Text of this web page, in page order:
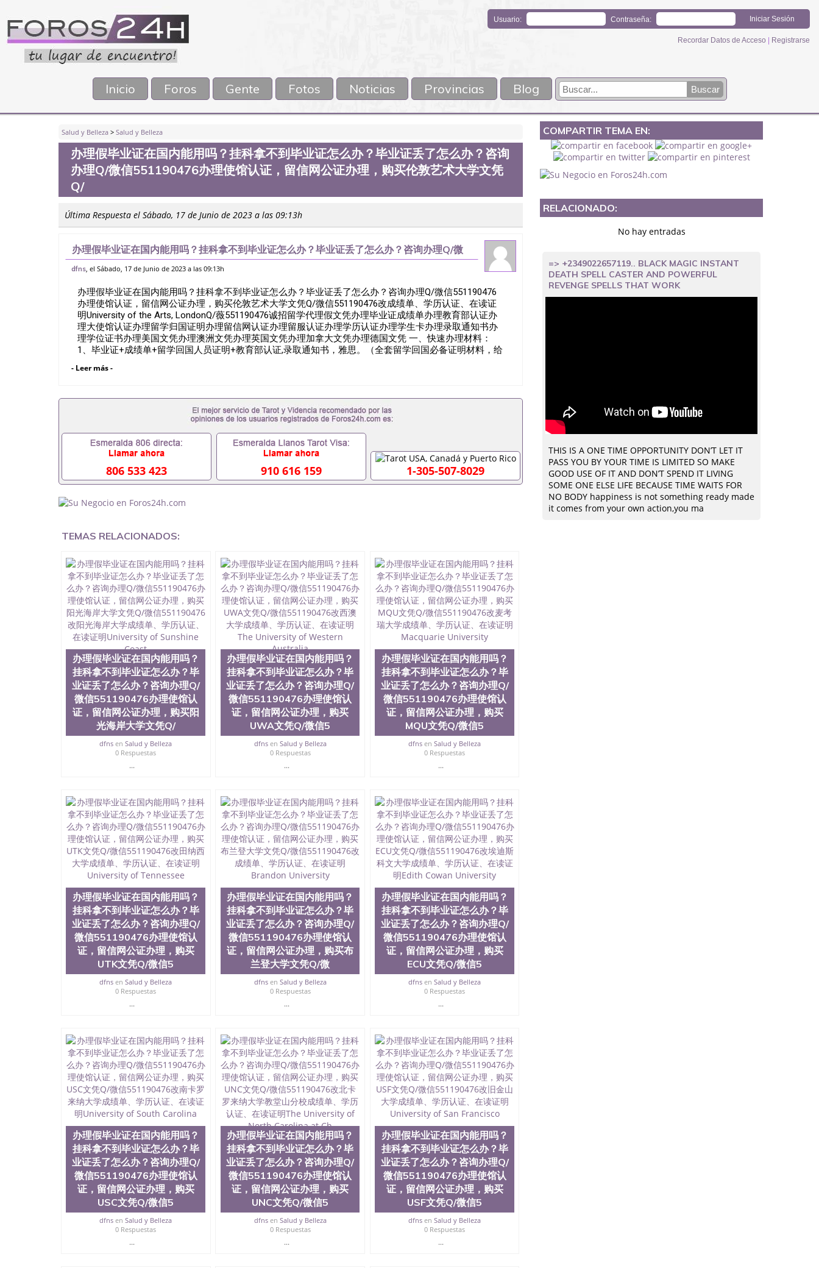
Usuario: Contraseña:
Recordar Datos de Acceso Registrarse
Inicio Foros Gente Fotos Noticias Provincias Blog
Salud y Belleza > Salud y Belleza
办理假毕业证在国内能用吗？挂科拿不到毕业证怎么办？毕业证丢了怎么办？咨询
办理Q/微信551190476办理使馆认证，留信网公证办理，购买伦敦艺术大学文凭
Q/
Última Respuesta el Sábado, 17 de Junio de 2023 a las 09:13h
办理假毕业证在国内能用吗？挂科拿不到毕业证怎么办？毕业证丢了怎么办？咨询办理Q/微
信551190476办理使馆认证，留信网公证办理，购买伦敦艺术大学文凭Q/
dfns, el Sábado, 17 de Junio de 2023 a las 09:13h
办理假毕业证在国内能用吗？挂科拿不到毕业证怎么办？毕业证丢了怎么办？咨询办理Q/微信551190476
办理使馆认证，留信网公证办理，购买伦敦艺术大学文凭Q/微信551190476改成绩单、学历认证、在读证
明University of the Arts, LondonQ/薇551190476诚招留学代理假文凭办理毕业证成绩单办理教育部认证办
理大使馆认证办理留学归国证明办理留信网认证办理留服认证办理学历认证办理学生卡办理录取通知书办
理学位证书办理美国文凭办理澳洲文凭办理英国文凭办理加拿大文凭办理德国文凭 一、快速办理材料：
1、毕业证+成绩单+留学回国人员证明+教育部认证,录取通知书，雅思。（全套留学回国必备证明材料，给
校、转学，甚至是申请工签都可以用到）。 注：上述材料，随时都可以安排办理，毕业证成绩单，学校，
成绩单可以办学历认证吗551190476要定居国外需要办理什么材料551190476入职事业单位/国企假的毕业
证会查吗551190476入职国企/事业单位需要些什么材料551190476办理假毕业证在国内能用吗, 挂科拿不到
毕业证怎么办, 毕业证丢了怎么办, 没有正常毕业怎么办理毕业证,没毕业可以办学历认证吗,您是否因为中途
辍学、挂科而没有正常毕业551190476您是否因为递交材料不齐而被拒之门外551190476您是否因没正常毕
业而导致回国得不到教育部认证在校挂科了不想读了,成绩不理想毕不了业怎么办551190476找工作没有文
凭怎么办,怎么办理本科/研究生文凭551190476如何办理本科/硕士毕业证551190476网上买文凭可靠吗
551190476哪里可以买国外文凭551190476国外本科毕业证怎么办理551190476国外大学文凭可以打工作吗
551190476怎么办理 外假毕业证551190476哪里可以制作美国毕业证551190476哪里可以办理澳洲毕业证
的毕业证成绩单可以吗551190476哪里可以办理水印成绩单551190476哪里可以修改成绩单GPA分数
551190476国外毕业证外壳定制QQ微信551190476快速代办国外毕业证QQ微信551190476快速拿到国外文
理QQ微信551190476法国留学回国证明QQ微信551190476 国外烫金照片QQ微信551190476外国文凭在中国
有用吗QQ微信551190476德国留学回国证明QQ微信551190476爱尔兰留学回国证明QQ微信551190476国外
硕士文凭办理QQ微信551190476 网上买文凭可靠吗QQ微信551190476买国外文凭质量QQ微信551190476国
外本科毕业证怎么办理QQ微信551190476国外大学文凭真制作QQ微信551190476办国外文凭可找工作QQ微
信551190476国外大学有毕业证QQ微信551190476办理国外毕业证价格QQ微信551190476国外编号查询QQ
微信551190476办理国外文凭要交定金吗QQ微信551190476办国外可查文凭QQ微信551190476网上购买真
文凭可信吗QQ微信551190476学士学位证书查询机构QQ微信551190476 国外资格证书办理QQ微信
551190476如何办理学历认证QQ微信551190476海外文凭认证办理QQ微信551190476 圣何塞州立大学
（San Jose State University, 又译为“圣荷西州立大学”）成立于1857年，简称SJSU，是加州历史悠久的大
学之一，也是美西地区的公立大学之一。位于圣何塞市San Jose中心，占地154公顷。它是一所位于加利
福尼亚州的著名综合性公立大学，它以极高的就业率，全美名列前茅的毕业薪资，浓厚的多元化学术氛
围，杰出的本科教育质量，被《福克斯》杂志评选为全美50强公立综合性大学，每年有来自世界各地的成
百上千的海外学生前往求学。 至今，这是一所在世界上享有学术地位、声誉、实习机会和影响力的高等教
育机构，并获誉为美国本科教育质量的核心代表。其计算机系与会计系更是在当今美国大学教学排名中表
现优异。其毕业生大多可以在其所处地域的世界硅谷中心得到工作机会。许多硅谷公司甚至在学生大三和
大四的学期提供许多相应科系的实习机会。无论是加州大学系统(UC)，还是加州州立大学系统(CSU), 圣何
塞州立大学都占据着加州所有大学中的地理位置。 圣何塞州立大学座落于硅谷(Silicon Valley), 于附近的旧
金山-圣何塞地区为全美的重要科技中心。约有学生三万人，超过134种学士学科和65个硕士学科，并有来
自世界60余国的学生来此就读。其有名的科系如计算机科学，电子工程学，工商管理学，艺术设计，和航
子图； 4、电子图做好发给客户确认； 5、电子图确认好转成品部做成品； 6、成品做好拍照或者视频确认
再付余款； 7、快递给客户（国内顺丰，国外DHL）。 三、真实网上可查的证明材料 1、教育部学历学位认
证，留服真实存档可查，存档。 2、留学回国人员证明（使馆认证），使馆网站真实存档可查。 3、留信网
真实可查认证办理，存档可查，终身受用。 四、办理流程农业科学院、艺术与建筑学院、商学院、交流学
院、地球及物质科学院、教育学院、工程学院、健康与人类发展学院、信息工程与科学学院、人文学院、
护理学院、科学学院等。学校的教育学院排名在全美前十名，工学院排名在前十五名，且继续攀升中。纽
约大学为学生们提供本科、硕士及博士学位。学校的专业课程包括：会计学、MBA、财务、教育、建筑工
程、经济、医学、护理、文学、音乐、生物学、统计学、美术、电子工程、天文学、农业、环境污染控
制、历史、电气工程、生物工程、建筑设计、工商管理、材料科学、机械工程、航天工程、土木工程、数
学、化学、英语、社会科学、心理学、戏剧、市场营销、机械工程、计算机科学、物理学、人工智能、商
科、金融专业 1、客户提供相关材料，确定客户办理信息，给出操作方案； 2、补充毕业证成绩单等相关材
料； 3、留服注册申请账号，付定金； 4、预约递交时间，公司人员陪同客户本人一起去留服递交材料；
5、等待结果，完成结果书留服直接邮寄给客户 6、客户确认收到结果，付余款。 我们对海外大学及学院的
毕业证成绩单所使用的材料，尺寸大小，防伪结构（包括：水印，阴影底纹，钢印LOGO烫金烫银，LOGO
烫金烫银复合重叠。 文字图案浮雕，激光镭射，紫外荧光，温感，复印防伪）都有原版本文凭对照。质量
得到了广大海外客户群体的认可，同时和海外学校留学中介， 同时能做到与时俱进，及时掌握各大院校的
（毕业证，成绩单，资格证，学生卡，结业证，录取通知书，在读证明等相关材料）的版本更新信息， 能
够在时间掌握的海外学历文凭的样版，尺寸大小，纸张材质，防伪技术等等，并在时间收集到原版实物，
以求达到客户的需求。 我们的优势： 我们在保证合理定价的同时，坚持较高性价比，通过品质和效率不断
成绩单、教育部认证,录取通知书，雅思，留学回国证明.
公司专业制作、办理、仿制、成绩单文凭、改成绩、教育部学历学位认证、毕业证、成绩单、文凭、学历
文凭、假文凭假毕业证假学历书制作、假制作、办理、仿制学位证书、毕业证文凭、文凭毕业证、毕业证
认证、留服认证、使馆认证、使馆证明、使馆留学回国人员证明、留学生认证、学历认证、文凭认证学位
认证、留学生学历认证、留学生学位认证、英国文凭学历、美国文凭学历、澳洲文凭学历、加拿大文凭学
历、新西兰学历认证等q:551190476 微信：551190476 圣何塞州立大学毕业证（San Jose State
University）圣何塞州立大学毕业证（San Jose State University）圣何塞州立大学毕业证（San Jose State
University）圣何塞州立大学成绩单（San Jose State University）圣何塞州立大学成绩单（ San Jose State
University）圣何塞州立大学成绩单（San Jose State University）成绩单圣何塞州立大学文凭（San Jose
State University）圣何塞州立大学（San Jose State University）圣何塞州立大学（San Jose State
University）圣何塞州立大学（ San Jose State University）圣何塞州立大学（San Jose State University）
圣何塞州立大学文凭（San Jose State University）圣何塞州立大学文凭（San Jose State University）文凭
圣何塞州立大学文凭（San Jose State University）圣何塞州立大学学历（ San Jose State University）圣何
塞州立大学学历（San Jose State University）圣何塞州立大学学历（San Jose State University）圣 塞州立
大学学历（San Jose State University）圣何塞州立大学（San Jose State University）圣何塞州立大学
（San Jose State University）圣何塞州立大学（San Jose State University）圣何塞州立大学（San Jose
State University）圣何塞州立大学学位证（San Jose State University）圣何塞州立大学学位证（San Jose
- Leer más -
806 533 423 910 616 159 1-305-507-8029
TEMAS RELACIONADOS:
办理假毕业证在国内能用吗？
挂科拿不到毕业证怎么办？毕
业证丢了怎么办？咨询办理Q/
微信551190476办理使馆认
证，留信网公证办理，购买阳
光海岸大学文凭Q/
dfns enSalud y Belleza
0 Respuestas
...
办理假毕业证在国内能用吗？
挂科拿不到毕业证怎么办？毕
业证丢了怎么办？咨询办理Q/
微信551190476办理使馆认
证，留信网公证办理，购买
UWA文凭Q/微信5
dfnsen Salud y Belleza
0 Respuestas
...
办理假毕业证在国内能用吗？
挂科拿不到毕业证怎么办？毕
业证丢了怎么办？咨询办理Q/
微信551190476办理使馆认
证，留信网公证办理，购买
MQU文凭Q/微信5
dfns enSalud y Belleza
0 Respuestas
...
办理假毕业证在国内能用吗？
挂科拿不到毕业证怎么办？毕
业证丢了怎么办？咨询办理Q/
微信551190476办理使馆认
证，留信网公证办理，购买
UTK文凭Q/微信5
dfns enSalud y Belleza
0 Respuestas
...
办理假毕业证在国内能用吗？
挂科拿不到毕业证怎么办？毕
业证丢了怎么办？咨询办理Q/
微信551190476办理使馆认
证，留信网公证办理，购买布
兰登大学文凭Q/微
dfnsen Salud y Belleza
0 Respuestas
...
办理假毕业证在国内能用吗？
挂科拿不到毕业证怎么办？毕
业证丢了怎么办？咨询办理Q/
微信551190476办理使馆认
证，留信网公证办理，购买
ECU文凭Q/微信5
dfns enSalud y Belleza
0 Respuestas
...
办理假毕业证在国内能用吗？
挂科拿不到毕业证怎么办？毕
业证丢了怎么办？咨询办理Q/
微信551190476办理使馆认
证，留信网公证办理，购买
USC文凭Q/微信5
dfns enSalud y Belleza
0 Respuestas
...
办理假毕业证在国内能用吗？
挂科拿不到毕业证怎么办？毕
业证丢了怎么办？咨询办理Q/
微信551190476办理使馆认
证，留信网公证办理，购买
UNC文凭Q/微信5
dfnsen Salud y Belleza
0 Respuestas
...
办理假毕业证在国内能用吗？
挂科拿不到毕业证怎么办？毕
业证丢了怎么办？咨询办理Q/
微信551190476办理使馆认
证，留信网公证办理，购买
USF文凭Q/微信5
dfns enSalud y Belleza
0 Respuestas
...
COMPARTIR TEMA EN:
RELACIONADO:
No hay entradas
=> +2349022657119.. BLACK MAGIC INSTANT
DEATH SPELL CASTER AND POWERFUL
REVENGE SPELLS THAT WORK
THIS IS A ONE TIME OPPORTUNITY DON’T LET IT
PASS YOU BY YOUR TIME IS LIMITED SO MAKE
GOOD USE OF IT AND DON’T SPEND IT LIVING
SOME ONE ELSE LIFE BECAUSE TIME WAITS FOR
NO BODY happiness is not something ready made
it comes from your own action,you ma